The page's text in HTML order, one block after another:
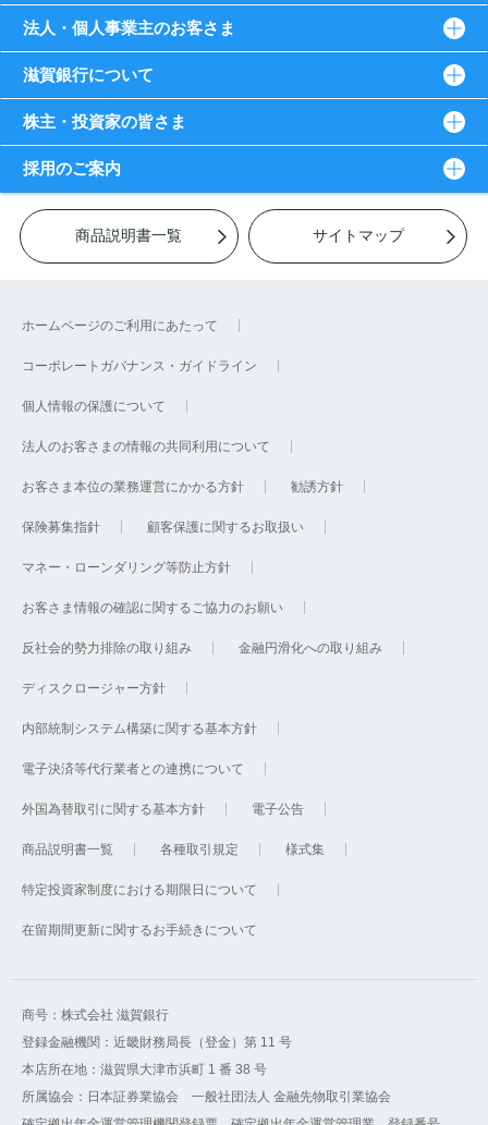
法人・個人事業主のお客さま
滋賀銀行について
株主・投資家の皆さま
採用のご案内
商品説明書一覧 サイトマップ
ホームページのご利用にあたって
コーポレートガバナンス・ガイドライン
個人情報の保護について
法人のお客さまの情報の共同利用について
お客さま本位の業務運営にかかる方針 勧誘方針
保険募集指針 顧客保護に関するお取扱い
マネー・ローンダリング等防止方針
お客さま情報の確認に関するご協力のお願い
反社会的勢力排除の取り組み 金融円滑化への取り組み
ディスクロージャー方針
内部統制システム構築に関する基本方針
電子決済等代行業者との連携について
外国為替取引に関する基本方針 電子公告
商品説明書一覧 各種取引規定 様式集
特定投資家制度における期限日について
在留期間更新に関するお手続きについて
商号：株式会社 滋賀銀行
登録金融機関：近畿財務局長（登金）第 11 号
本店所在地：滋賀県大津市浜町 1 番 38 号
所属協会：日本証券業協会 一般社団法人 金融先物取引業協会